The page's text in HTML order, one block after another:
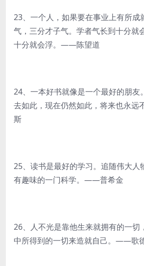
23、一个人，如果要在事业上有所成
气，三分才子气。学者气长到十分就
十分就会浮。——陈望道
24、一本好书就像是一个最好的朋友
去如此，现在仍然如此，将来也永
斯
25、读书是最好的学习。追随伟大人
有趣味的一门科学。——普希金
26、人不光是靠他生来就拥有的一切
中所得到的一切来造就自己。——歌